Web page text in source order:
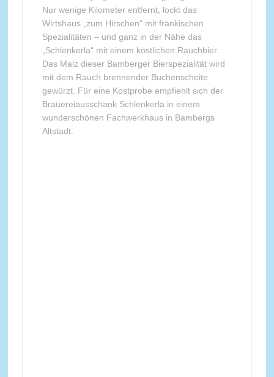
Nur wenige Kilometer entfernt, lockt das
Wirtshaus „zum Hirschen“ mit fränkischen
Spezialitäten – und ganz in der Nähe das
„Schlenkerla“ mit einem köstlichen Rauchbier.
Das Malz dieser Bamberger Bierspezialität wird
mit dem Rauch brennender Buchenscheite
gewürzt. Für eine Kostprobe empfiehlt sich der
Brauereiausschank Schlenkerla in einem
wunderschönen Fachwerkhaus in Bambergs
Altstadt.